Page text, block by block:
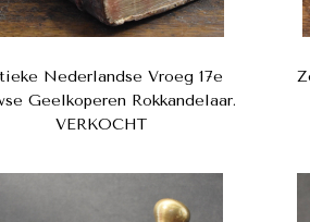
Nederlandse Vroeg 17e
Geelkoperen Rokkandelaar.
VERKOCHT